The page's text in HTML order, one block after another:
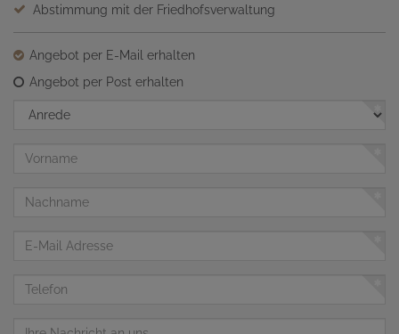
Abstimmung mit der Friedhofsverwaltung
Angebot per E-Mail erhalten
Angebot per Post erhalten
Anrede
Vorname
Nachname
Telefon
Nachricht